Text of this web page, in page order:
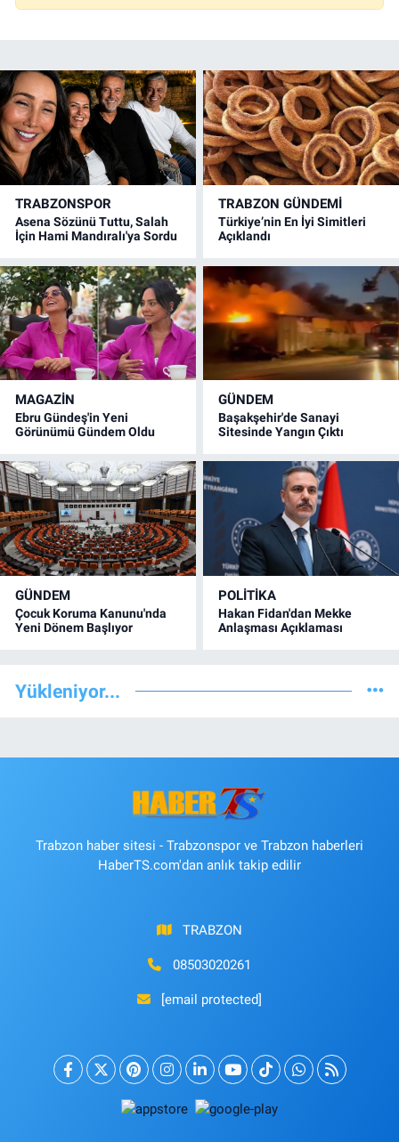
TRABZONSPOR
Asena Sözünü Tuttu, Salah
İçin Hami Mandıralı'ya Sordu
TRABZON GÜNDEMİ
Türkiye’nin En İyi Simitleri
Açıklandı
MAGAZİN
Ebru Gündeş'in Yeni
Görünümü Gündem Oldu
GÜNDEM
Başakşehir'de Sanayi
Sitesinde Yangın Çıktı
GÜNDEM
Çocuk Koruma Kanunu'nda
Yeni Dönem Başlıyor
POLİTİKA
Hakan Fidan'dan Mekke
Anlaşması Açıklaması
Yükleniyor...
Trabzon haber sitesi - Trabzonspor ve Trabzon haberleri
HaberTS.com'dan anlık takip edilir
TRABZON
08503020261
[email protected]